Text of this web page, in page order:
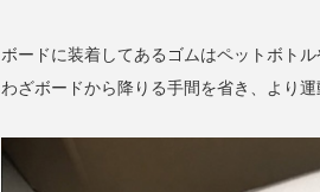
ボードに装着してあるゴムはペットボト
わざボードから降りる手間を省き、より